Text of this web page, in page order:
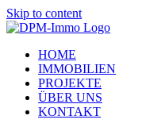
Skip to content
HOME
IMMOBILIEN
PROJEKTE
ÜBER UNS
KONTAKT